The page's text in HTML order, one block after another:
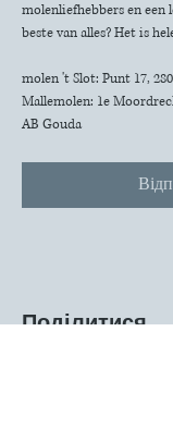
molenliefhebbers en een
beste van alles? Het is
molen 't Slot: Punt 17,
Mallemolen: 1e
AB Gouda
Поділитися